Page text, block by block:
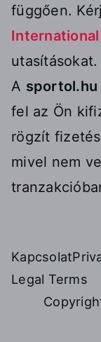
függően.
International
utasításokat.
A sportol.hu
fel az Ön
rögzít
mivel nem
Kapcsolat
Legal Terms